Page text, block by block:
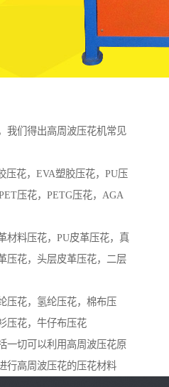
我们得出高周波压花机常见
压花，EVA塑胶压花，PU压
压花，PETG压花，AGA
材料压花，PU皮革压花，真
压花，头层皮革压花，二层
压花，氢纶压花，棉布压
压花，牛仔布压花
一切可以利用高周波压花原
行高周波压花的压花材料